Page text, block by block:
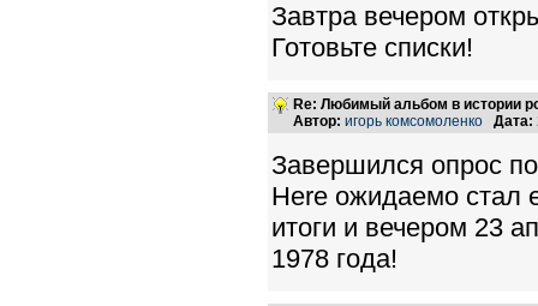
Завтра вечером
Готовьте списки!
Re: Любимый альбом в истории
Автор: игорь комсомоленко Дата:
Завершился опрос
Here ожидаемо стал
итоги и вечером 23
1978 года!